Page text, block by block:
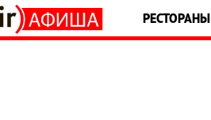
РЕСТОРАНЫ